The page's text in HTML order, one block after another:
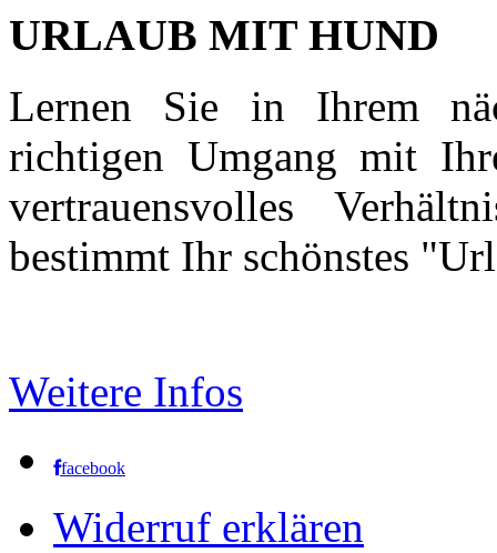
URLAUB MIT HUND
Lernen Sie in Ihrem
richtigen Umgang mit
vertrauensvolles
bestimmt Ihr schönstes
Weitere Infos
facebook
Widerruf erklären